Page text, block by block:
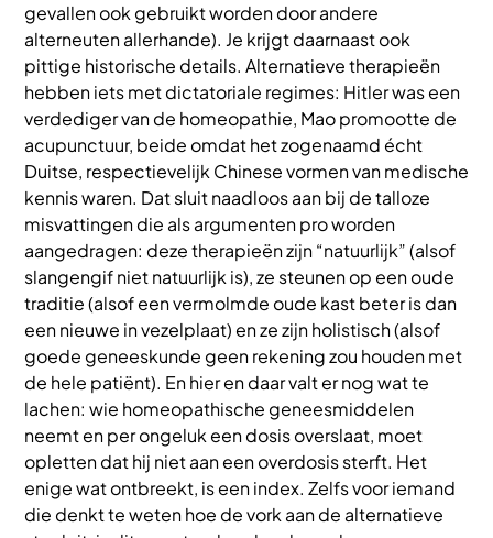
gevallen ook gebruikt worden door andere
alterneuten allerhande). Je krijgt daarnaast ook
pittige historische details. Alternatieve therapieën
hebben iets met dictatoriale regimes: Hitler was een
verdediger van de homeopathie, Mao promootte de
acupunctuur, beide omdat het zogenaamd écht
Duitse, respectievelijk Chinese vormen van medische
kennis waren. Dat sluit naadloos aan bij de talloze
misvattingen die als argumenten pro worden
aangedragen: deze therapieën zijn “natuurlijk” (alsof
slangengif niet natuurlijk is), ze steunen op een oude
traditie (alsof een vermolmde oude kast beter is dan
een nieuwe in vezelplaat) en ze zijn holistisch (alsof
goede geneeskunde geen rekening zou houden met
de hele patiënt). En hier en daar valt er nog wat te
lachen: wie homeopathische geneesmiddelen
neemt en per ongeluk een dosis overslaat, moet
opletten dat hij niet aan een overdosis sterft. Het
enige wat ontbreekt, is een index. Zelfs voor iemand
die denkt te weten hoe de vork aan de alternatieve